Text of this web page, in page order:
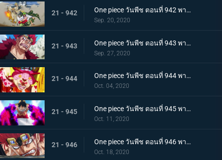
21 - 942 One piece วันพีช ตอนที่ 942 พากย์ไทย ใส่ให้ยับ! ความวุ่นวาย! การต่อสู้ที่ลานประหาร
Sep. 20, 2020
21 - 943 One piece วันพีช ตอนที่ 943 พากย์ไทย การตัดสินใจของลูฟี่ ทลายการแข่งซูโม่นรก!
Sep. 27, 2020
21 - 944 One piece วันพีช ตอนที่ 944 พากย์ไทย การมาของพายุ! บิ๊กมัมอาละวาด!
Oct. 04, 2020
21 - 945 One piece วันพีช ตอนที่ 945 พากย์ไทย ความแค้นถั่วแดงต้ม ลูฟี่เข้าตาจน
Oct. 11, 2020
21 - 946 One piece วันพีช ตอนที่ 946 พากย์ไทย หยุดยั้งสี่จักรพรรดิ! แผนการลับของควีน
Oct. 18, 2020